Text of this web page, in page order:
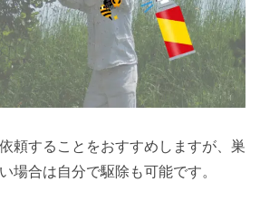
頼することをおすすめしますが、巣
場合は自分で駆除も可能です。